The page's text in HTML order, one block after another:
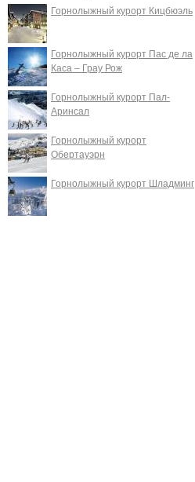
Горнолыжный курорт Кицбюэль
Горнолыжный курорт Пас де ла
Каса – Грау Рож
Горнолыжный курорт Пал-
Аринсал
Горнолыжный курорт
Обертауэрн
Горнолыжный курорт Шладминг